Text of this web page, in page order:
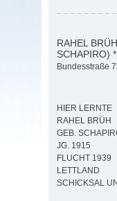
RAHEL
SCHAPIRO)
Bundesstraße
HIER LERNTE
RAHEL BRÜH
GEB.
JG. 1915
FLUCHT 1939
LETTLAND
SCHICKSAL